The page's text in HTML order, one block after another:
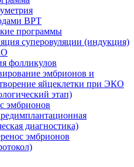
ВРТ
программы
суперовуляции (индукция)
фолликулов
эмбрионов и
яйцеклетки при ЭКО
этап)
эмбрионов
диагностика)
эмбрионов